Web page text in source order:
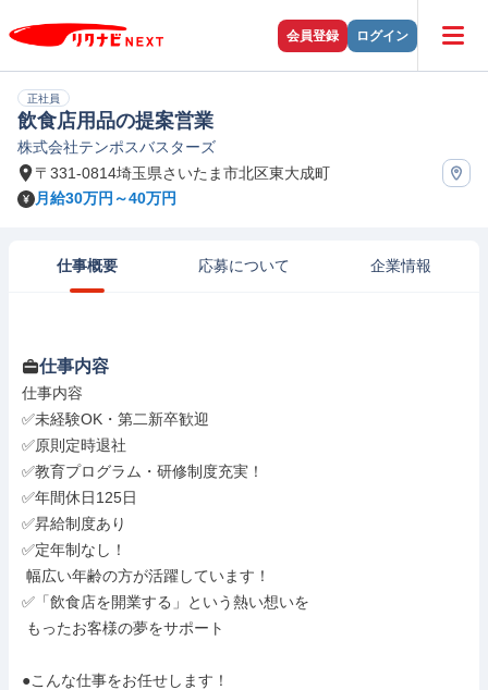
会員登録 ログイン
正社員
飲食店用品の提案営業
株式会社テンポスバスターズ
〒331-0814埼玉県さいたま市北区東大成町
月給30万円～40万円
仕事概要 応募について 企業情報
仕事内容
仕事内容
✅未経験OK・第二新卒歓迎
✅原則定時退社
✅教育プログラム・研修制度充実！
✅年間休日125日
✅昇給制度あり
✅定年制なし！
✅「飲食店を開業する」という熱い想いを
●こんな仕事をお任せします！